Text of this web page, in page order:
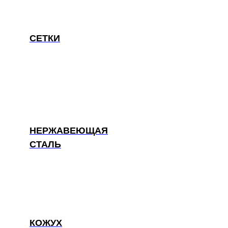
СЕТКИ
НЕРЖАВЕЮЩАЯ
СТАЛЬ
КОЖУХ